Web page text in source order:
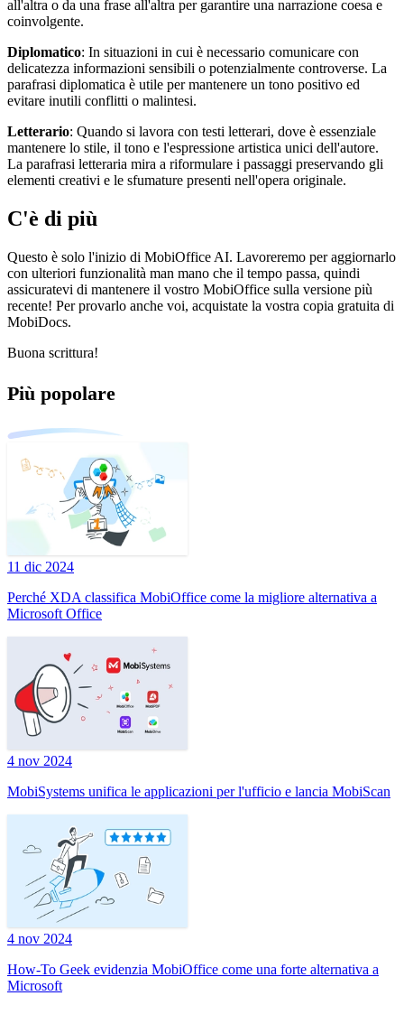
all'altra o da una frase all'altra per garantire una narrazione coesa e
coinvolgente.
Diplomatico: In situazioni in cui è necessario comunicare con
delicatezza informazioni sensibili o potenzialmente controverse. La
parafrasi diplomatica è utile per mantenere un tono positivo ed
evitare inutili conflitti o malintesi.
Letterario: Quando si lavora con testi letterari, dove è essenziale
mantenere lo stile, il tono e l'espressione artistica unici dell'autore.
La parafrasi letteraria mira a riformulare i passaggi preservando gli
elementi creativi e le sfumature presenti nell'opera originale.
C'è di più
Questo è solo l'inizio di MobiOffice AI. Lavoreremo per aggiornarlo
con ulteriori funzionalità man mano che il tempo passa, quindi
assicuratevi di mantenere il vostro MobiOffice sulla versione più
recente! Per provarlo anche voi, acquistate la vostra copia gratuita di
MobiDocs.
Buona scrittura!
Più popolare
11 dic 2024
Perché XDA classifica MobiOffice come la migliore alternativa a
Microsoft Office
4 nov 2024
MobiSystems unifica le applicazioni per l'ufficio e lancia MobiScan
4 nov 2024
How-To Geek evidenzia MobiOffice come una forte alternativa a
Microsoft